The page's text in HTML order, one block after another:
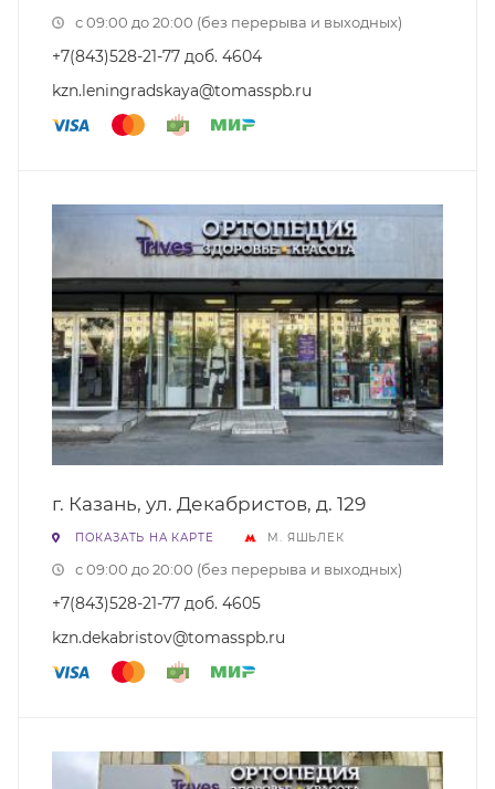
с 09:00 до 20:00 (без перерыва и выходных)
+7(843)528-21-77 доб. 4604
kzn.leningradskaya@tomasspb.ru
г. Казань, ул. Декабристов, д. 129
ПОКАЗАТЬ НА КАРТЕ М. ЯШЬЛЕК
с 09:00 до 20:00 (без перерыва и выходных)
+7(843)528-21-77 доб. 4605
kzn.dekabristov@tomasspb.ru